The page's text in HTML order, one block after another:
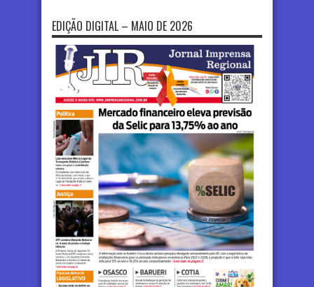
EDIÇÃO DIGITAL – MAIO DE 2026